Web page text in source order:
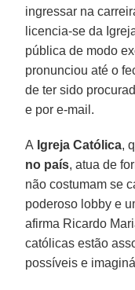
ingressar na
licencia-se da
pública de modo
pronunciou até o
de ter sido
e por e-mail.
A Igreja Católica,
no país, atua de
não costumam se
poderoso lobby e
afirma Ricardo
católicas estão
possíveis e